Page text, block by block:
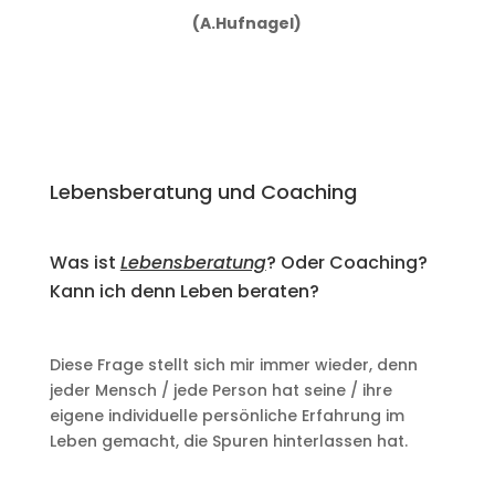
(A.Hufnagel)
Lebensberatung und Coaching
Was ist Lebensberatung? Oder Coaching?
Kann ich denn Leben beraten?
Diese Frage stellt sich mir immer wieder, denn
jeder Mensch / jede Person hat seine / ihre
eigene individuelle persönliche Erfahrung im
Leben gemacht, die Spuren hinterlassen hat.